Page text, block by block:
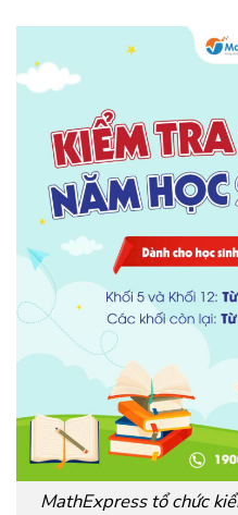
MathExpress tổ chức